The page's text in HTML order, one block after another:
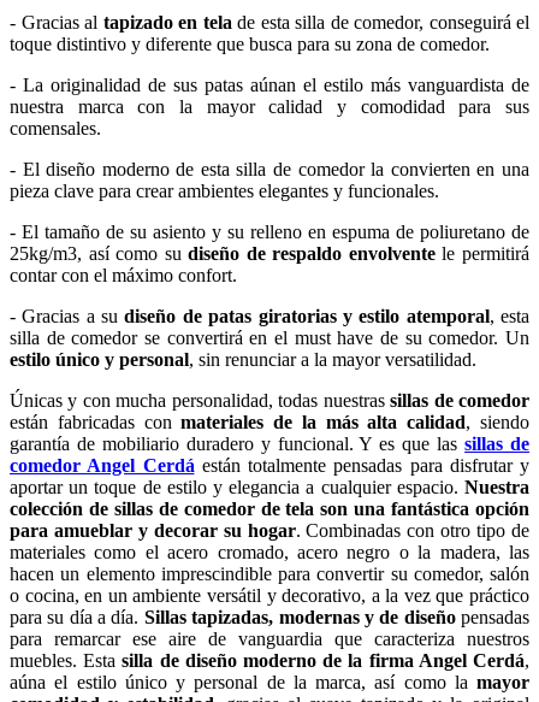
- Gracias al tapizado en tela de esta silla de comedor, conseguirá el
toque distintivo y diferente que busca para su zona de comedor.
- La originalidad de sus patas aúnan el estilo más vanguardista de
nuestra marca con la mayor calidad y comodidad para sus
comensales.
- El diseño moderno de esta silla de comedor la convierten en una
pieza clave para crear ambientes elegantes y funcionales.
- El tamaño de su asiento y su relleno en espuma de poliuretano de
25kg/m3, así como sudiseño de respaldo envolventele permitirá
contar con el máximo confort.
- Gracias a sudiseño de patas giratorias y estilo atemporal, esta
silla de comedor se convertirá en el must have de su comedor. Un
estilo único y personal, sin renunciar a la mayor versatilidad.
Únicas y con mucha personalidad, todas nuestrassillas de comedor
están fabricadas conmateriales de la más alta calidad, siendo
garantía de mobiliario duradero y funcional. Y es que lassillas de
comedor Angel Cerdá están totalmente pensadas para disfrutar y
aportar un toque de estilo y elegancia a cualquier espacio. Nuestra
colección de sillas de comedor de tela son una fantástica opción
para amueblar y decorar su hogar. Combinadas con otro tipo de
materiales como el acero cromado, acero negro o la madera, las
hacen un elemento imprescindible para convertir su comedor, salón
o cocina, en un ambiente versátil y decorativo, a la vez que práctico
para su día a día. Sillas tapizadas, modernas y de diseñopensadas
para remarcar ese aire de vanguardia que caracteriza nuestros
muebles. Estasilla de diseño moderno de la firma Angel Cerdá,
aúna el estilo único y personal de la marca, así como la mayor